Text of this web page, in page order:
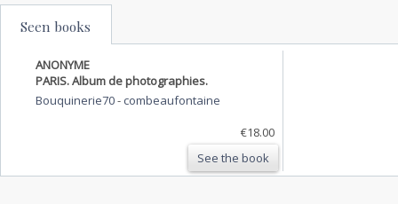
Seen books
ANONYME
PARIS. Album de photographies.
Bouquinerie70- combeaufontaine
€18.00
See the book